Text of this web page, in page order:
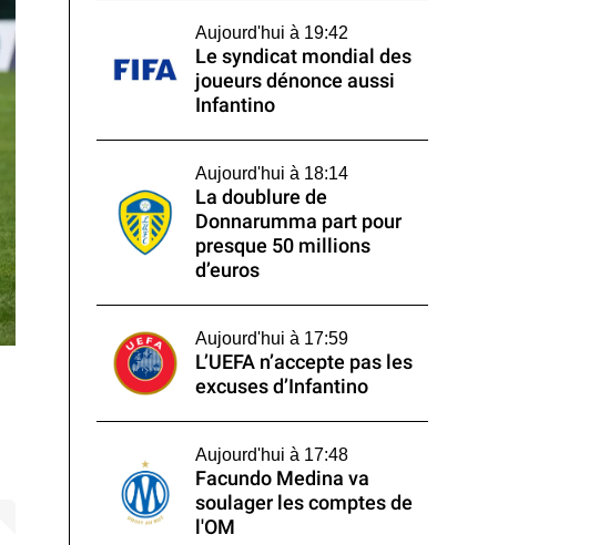
Aujourd'hui à 19:42
Le syndicat mondial des
joueurs dénonce aussi
Infantino
Aujourd'hui à 18:14
La doublure de
Donnarumma part pour
presque 50 millions
d’euros
Aujourd'hui à 17:59
L’UEFA n’accepte pas les
excuses d’Infantino
Aujourd'hui à 17:48
Facundo Medina va
soulager les comptes de
l'OM